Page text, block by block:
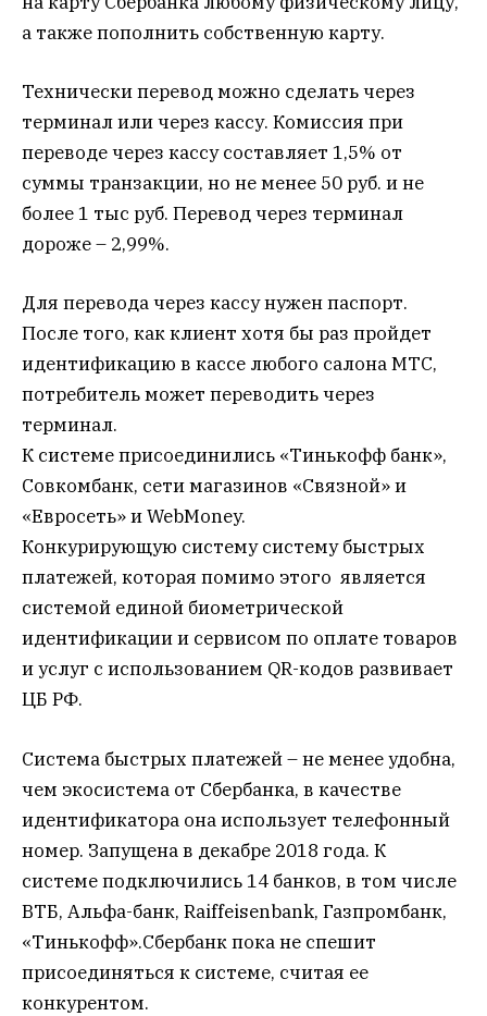
а также пополнить собственную карту.
Технически перевод можно сделать через
терминал или через кассу. Комиссия при
переводе через кассу составляет 1,5% от
суммы транзакции, но не менее 50 руб. и не
более 1 тыс руб. Перевод через терминал
дороже – 2,99%.
Для перевода через кассу нужен паспорт.
После того, как клиент хотя бы раз пройдет
идентификацию в кассе любого салона МТС,
потребитель может переводить через
терминал.
К системе присоединились «Тинькофф банк»,
Совкомбанк, сети магазинов «Связной» и
«Евросеть» и WebMoney.
Конкурирующую систему систему быстрых
платежей, которая помимо этого является
системой единой биометрической
идентификации и сервисом по оплате товаров
и услуг с использованием QR-кодов развивает
ЦБ РФ.
Система быстрых платежей – не менее удобна,
чем экосистема от Сбербанка, в качестве
идентификатора она использует телефонный
номер. Запущена в декабре 2018 года. К
системе подключились 14 банков, в том числе
ВТБ, Альфа-банк, Raiffeisenbank, Газпромбанк,
«Тинькофф».Сбербанк пока не спешит
присоединяться к системе, считая ее
конкурентом.